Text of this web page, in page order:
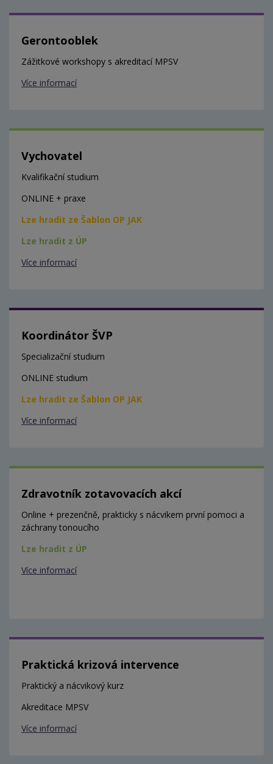
Gerontooblek
Zážitkové workshopy s akreditací MPSV
Více informací
Vychovatel
Kvalifikační studium
ONLINE + praxe
Lze hradit ze Šablon OP JAK
Lze hradit z ÚP
Více informací
Koordinátor ŠVP
Specializační studium
ONLINE studium
Lze hradit ze Šablon OP JAK
Více informací
Zdravotník zotavovacích akcí
Online + prezenčně, prakticky s nácvikem první pomoci a
záchrany tonoucího
Lze hradit z ÚP
Více informací
Praktická krizová intervence
Praktický a nácvikový kurz
Akreditace MPSV
Více informací